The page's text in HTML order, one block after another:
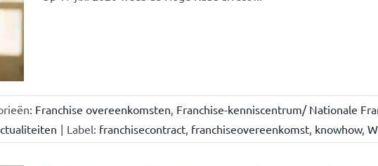
Franchise overeenkomsten, Franchise-kenniscentrum/ Nationale
| Label: franchisecontract, franchiseovereenkomst, knowhow,